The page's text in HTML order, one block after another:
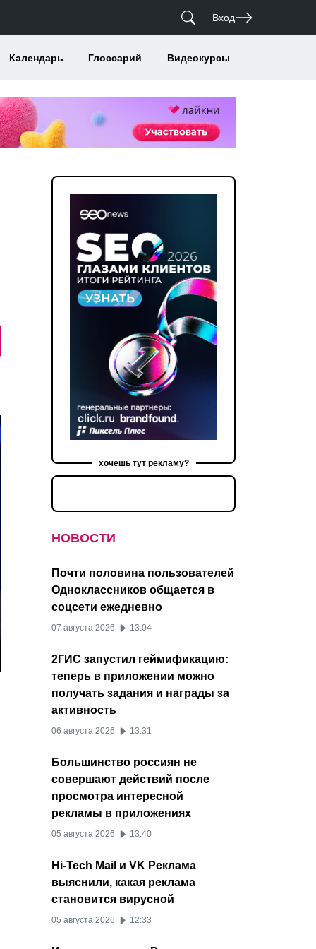
Вход
Календарь Глоссарий Видеокурсы
хочешь тут рекламу?
НОВОСТИ
Почти половина пользователей
Одноклассников общается в
соцсети ежедневно
07 августа 2026 13:04
2ГИС запустил геймификацию:
теперь в приложении можно
получать задания и награды за
активность
06 августа 2026 13:31
Большинство россиян не
совершают действий после
просмотра интересной
рекламы в приложениях
05 августа 2026 13:40
Hi-Tech Mail и VK Реклама
выяснили, какая реклама
становится вирусной
05 августа 2026 12:33